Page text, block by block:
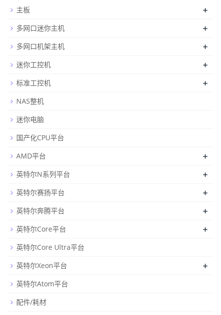
主板 +
多网口迷你主机 +
多网口机架主机 +
迷你工控机 +
标准工控机 +
NAS整机
迷你电脑
国产化CPU平台
AMD平台
+
英特尔N系列平台 +
英特尔赛扬平台 +
英特尔奔腾平台 +
英特尔Core平台 +
英特尔Core Ultra平台
英特尔Xeon平台
+
英特尔Atom平台
配件/耗材